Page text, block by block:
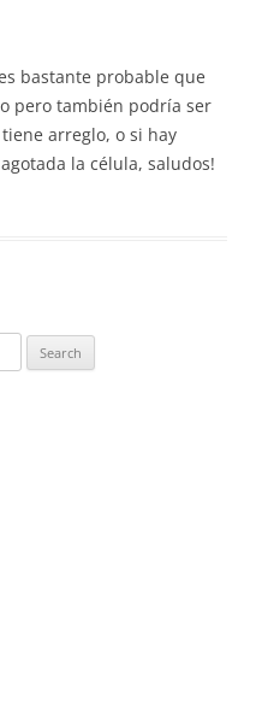
bastante probable que
pero también podría ser
arreglo, o si hay
la célula, saludos!